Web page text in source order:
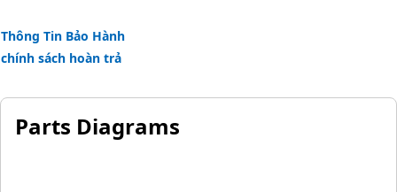
Thông Tin Bảo Hành
chính sách hoàn trả
Parts Diagrams